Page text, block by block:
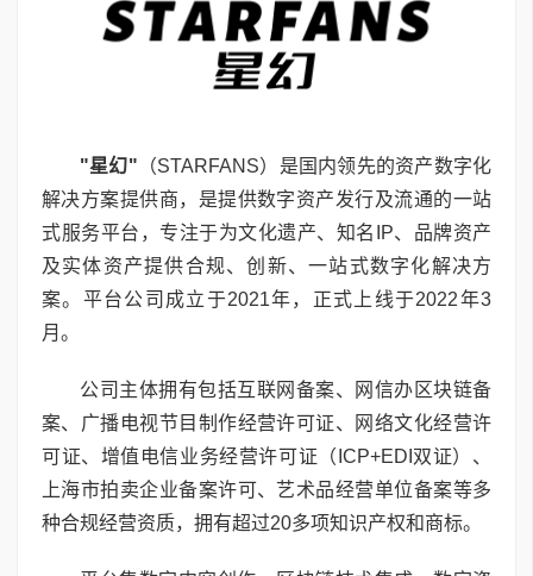
"星幻" （STARFANS）是国内领先的资产数字化
解决方案提供商，是提供数字资产发行及流通的一站
式服务平台，专注于为文化遗产、知名IP、品牌资产
及实体资产提供合规、创新、一站式数字化解决方
案。平台公司成立于2021年，正式上线于2022年3
月。
公司主体拥有包括互联网备案、网信办区块链备
案、广播电视节目制作经营许可证、网络文化经营许
可证、增值电信业务经营许可证（ICP+EDI双证）、
上海市拍卖企业备案许可、艺术品经营单位备案等多
种合规经营资质，拥有超过20多项知识产权和商标。